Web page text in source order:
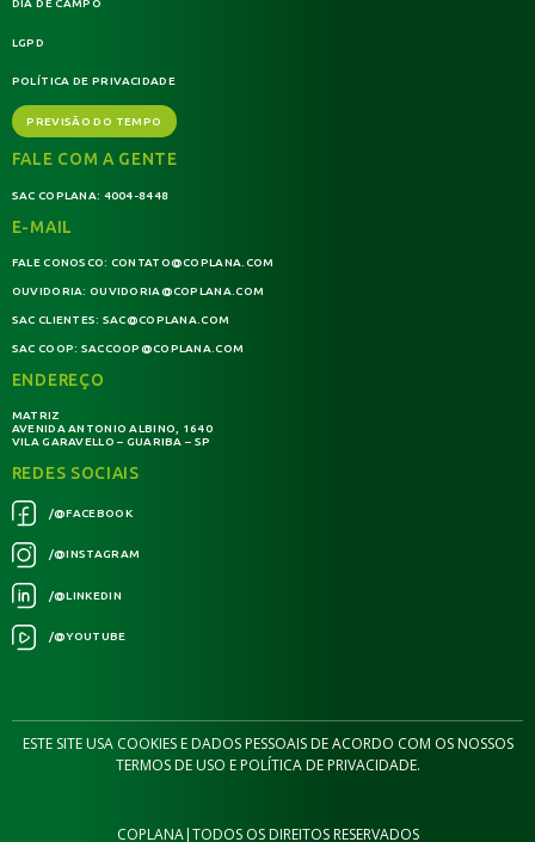
DIA DE CAMPO
LGPD
POLÍTICA DE PRIVACIDADE
PREVISÃO DO TEMPO
FALE COM A GENTE
SAC COPLANA: 4004-8448
E-MAIL
FALE CONOSCO: CONTATO@COPLANA.COM
OUVIDORIA: OUVIDORIA@COPLANA.COM
SAC CLIENTES: SAC@COPLANA.COM
SAC COOP: SACCOOP@COPLANA.COM
ENDEREÇO
MATRIZ
AVENIDA ANTONIO ALBINO, 1640
VILA GARAVELLO – GUARIBA – SP
REDES SOCIAIS
/@FACEBOOK
/@INSTAGRAM
/@LINKEDIN
/@YOUTUBE
ESTE SITE USA COOKIES E DADOS PESSOAIS DE ACORDO COM OS NOSSOS
TERMOS DE USO E POLÍTICA DE PRIVACIDADE.
COPLANA|TODOS OS DIREITOS RESERVADOS